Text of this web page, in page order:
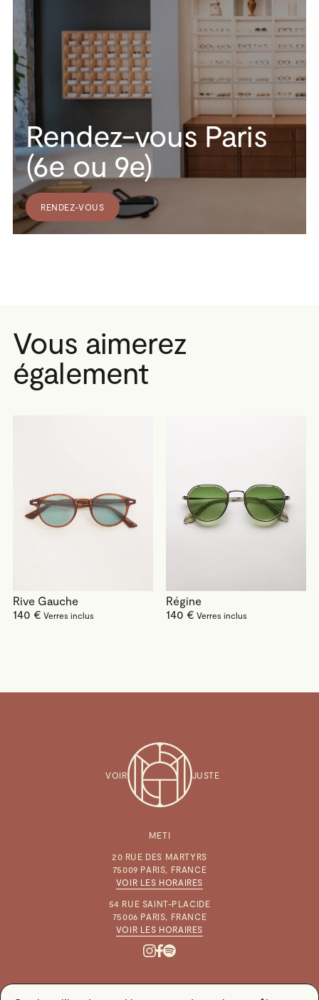
Rendez-vous Paris
(6e ou 9e)
RENDEZ-VOUS
Vous aimerez
également
Rive Gauche
140 €
Régine
140 €
VOIR JUSTE
METI
20 RUE DES MARTYRS
75009 PARIS, FRANCE
VOIR LES HORAIRES
54 RUE SAINT-PLACIDE
75006 PARIS, FRANCE
VOIR LES HORAIRES